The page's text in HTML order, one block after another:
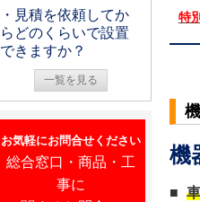
・見積を依頼してか
らどのくらいで設置
できますか？
一覧を見る
お気軽にお問合せください
総合窓口・商品・工
事に
特
機
■